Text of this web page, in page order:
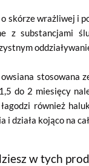
skórze wrażliwej i
z substancjami
owsiana stosowana
do 2 miesięcy
również
i działa kojąco na
w tych